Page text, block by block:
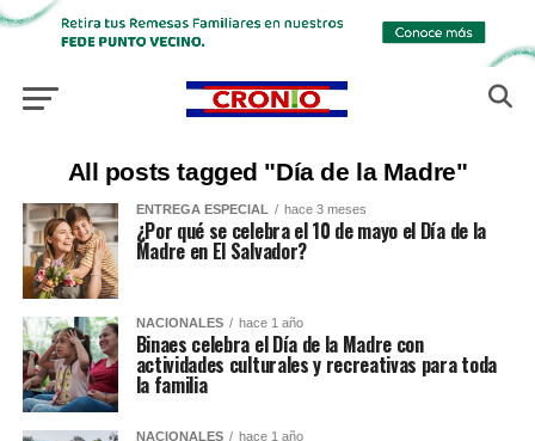
All posts tagged "Día de la Madre"
ENTREGA ESPECIAL hace 3 meses
¿Por qué se celebra el 10 de mayo el Día de la
Madre en El Salvador?
NACIONALES hace 1 año
Binaes celebra el Día de la Madre con
actividades culturales y recreativas para toda
la familia
NACIONALES hace 1 año